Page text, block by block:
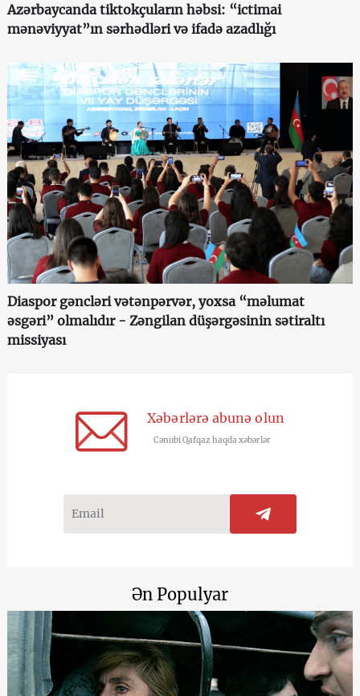
Azərbaycanda tiktokçuların həbsi: “ictimai
mənəviyyat”ın sərhədləri və ifadə azadlığı
Diaspor gəncləri vətənpərvər, yoxsa “məlumat
əsgəri” olmalıdır - Zəngilan düşərgəsinin sətiraltı
missiyası
Xəbərlərə abunə olun
Cənubi Qafqaz haqda xəbərlər
Ən Populyar